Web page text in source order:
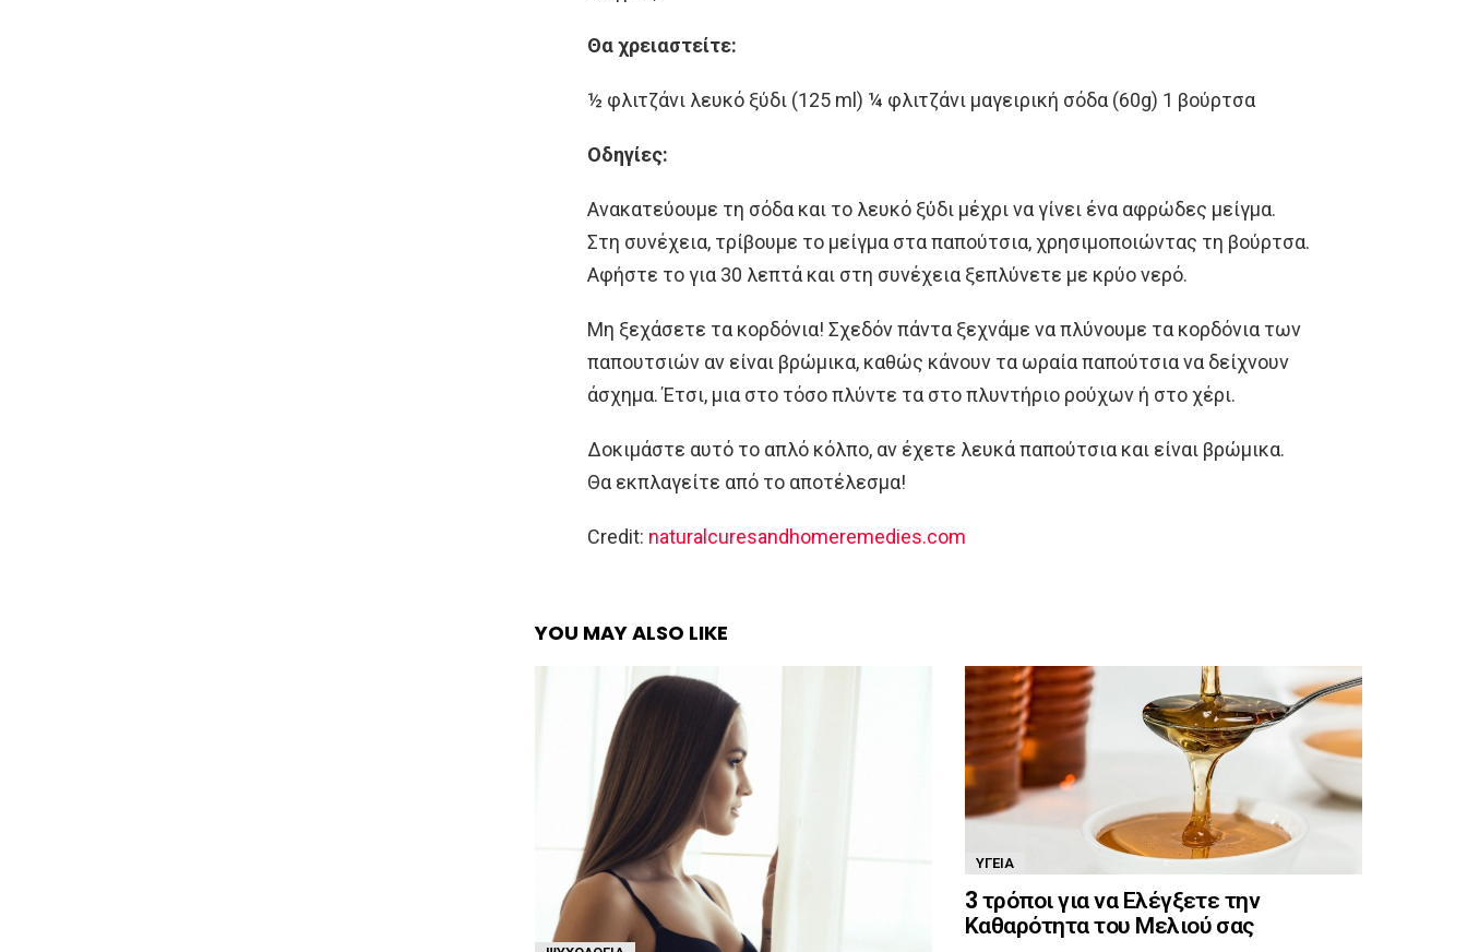
Θα χρειαστείτε:
½ φλιτζάνι λευκό ξύδι (125 ml) ¼ φλιτζάνι μαγειρική σόδα (60g) 1 βούρτσα
Οδηγίες:
Ανακατεύουμε τη σόδα και το λευκό ξύδι μέχρι να γίνει ένα αφρώδες μείγμα.
Στη συνέχεια, τρίβουμε το μείγμα στα παπούτσια, χρησιμοποιώντας τη βούρτσα.
Αφήστε το για 30 λεπτά και στη συνέχεια ξεπλύνετε με κρύο νερό.
Μη ξεχάσετε τα κορδόνια! Σχεδόν πάντα ξεχνάμε να πλύνουμε τα κορδόνια των
παπουτσιών αν είναι βρώμικα, καθώς κάνουν τα ωραία παπούτσια να δείχνουν
άσχημα. Έτσι, μια στο τόσο πλύντε τα στο πλυντήριο ρούχων ή στο χέρι.
Δοκιμάστε αυτό το απλό κόλπο, αν έχετε λευκά παπούτσια και είναι βρώμικα.
Θα εκπλαγείτε από το αποτέλεσμα!
Credit: naturalcuresandhomeremedies.com
YOU MAY ALSO LIKE
ΥΓΕΊΑ
3 τρόποι για να Ελέγξετε την
Καθαρότητα του Μελιού σας